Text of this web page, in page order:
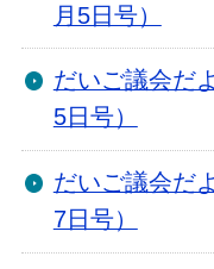
月5日号）
だいご議会だ
5日号）
だいご議会だ
7日号）